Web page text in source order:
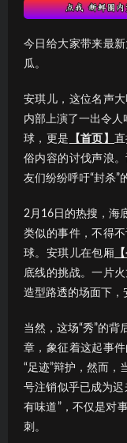
今日给大家带来最
瓜。
安琪儿，这位名声
内部上演了一出令人
球，更是
【首页】
俗内容的讨伐声浪
友们纷纷呼吁“封杀”
2月16日的热搜，海
类似的事件，不得
球。安琪儿在包厢
底线的挑战。一片
造型路透的场面下，
当然，这场“秀”的
章，象征着这起事
“足迹”辩护，然而，
号注销似乎已成为
有味道”，不仅是对
刺。